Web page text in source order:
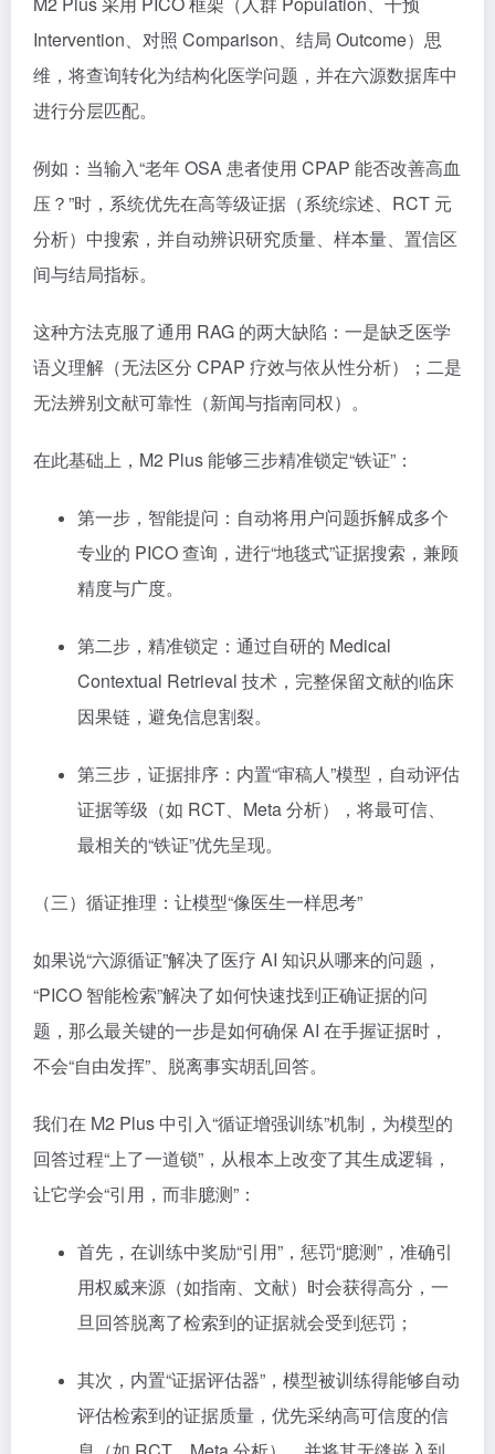
Intervention、对照 Comparison、结局 Outcome）思
维，将查询转化为结构化医学问题，并在六源数据库中
进行分层匹配。
例如：当输入“老年 OSA 患者使用 CPAP 能否改善高血
压？”时，系统优先在高等级证据（系统综述、RCT 元
分析）中搜索，并自动辨识研究质量、样本量、置信区
间与结局指标。
这种方法克服了通用 RAG 的两大缺陷：一是缺乏医学
语义理解（无法区分 CPAP 疗效与依从性分析）；二是
无法辨别文献可靠性（新闻与指南同权）。
在此基础上，M2 Plus 能够三步精准锁定“铁证”：
第一步，智能提问：自动将用户问题拆解成多个
专业的 PICO 查询，进行“地毯式”证据搜索，兼顾
精度与广度。
第二步，精准锁定：通过自研的 Medical
Contextual Retrieval 技术，完整保留文献的临床
因果链，避免信息割裂。
第三步，证据排序：内置“审稿人”模型，自动评估
证据等级（如 RCT、Meta 分析），将最可信、
最相关的“铁证”优先呈现。
（三）循证推理：让模型“像医生一样思考”
如果说“六源循证”解决了医疗 AI 知识从哪来的问题，
“PICO 智能检索”解决了如何快速找到正确证据的问
题，那么最关键的一步是如何确保 AI 在手握证据时，
不会“自由发挥”、脱离事实胡乱回答。
我们在 M2 Plus 中引入“循证增强训练”机制，为模型的
回答过程“上了一道锁”，从根本上改变了其生成逻辑，
让它学会“引用，而非臆测”：
首先，在训练中奖励“引用”，惩罚“臆测”，准确引
用权威来源（如指南、文献）时会获得高分，一
旦回答脱离了检索到的证据就会受到惩罚；
其次，内置“证据评估器”，模型被训练得能够自动
评估检索到的证据质量，优先采纳高可信度的信